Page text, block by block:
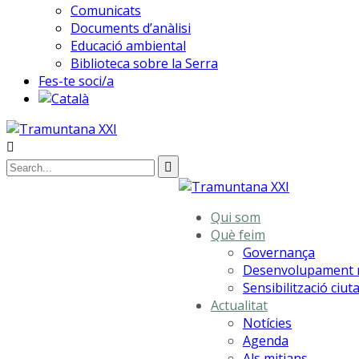
Comunicats
Documents d’anàlisi
Educació ambiental
Biblioteca sobre la Serra
Fes-te soci/a
Qui som
Què feim
Governança
Desenvolupament
Sensibilització
Actualitat
Notícies
Agenda